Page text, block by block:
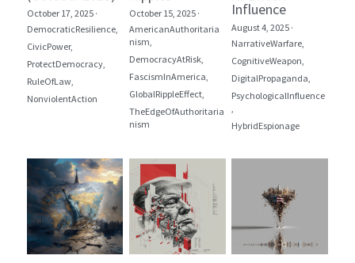
October 17, 2025 ·
DemocraticResilience,
CivicPower,
ProtectDemocracy,
RuleOfLaw,
NonviolentAction
October 15, 2025 ·
AmericanAuthoritaria
nism,
DemocracyAtRisk,
FascismInAmerica,
GlobalRippleEffect,
TheEdgeOfAuthoritaria
nism
Influence
August 4, 2025 ·
NarrativeWarfare,
CognitiveWeapon,
DigitalPropaganda,
PsychologicalInfluence
HybridEspionage